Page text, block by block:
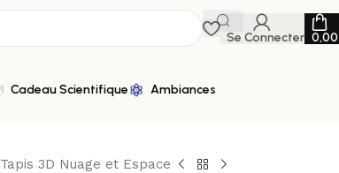
Se Connecter
Cadeau Scientifique Ambiances
Tapis 3D Nuage et Espace